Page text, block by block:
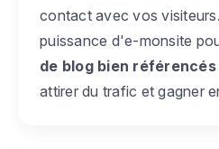
contact avec vos
puissance d'e-monsite
de blog bien référencés
attirer du trafic et gagner